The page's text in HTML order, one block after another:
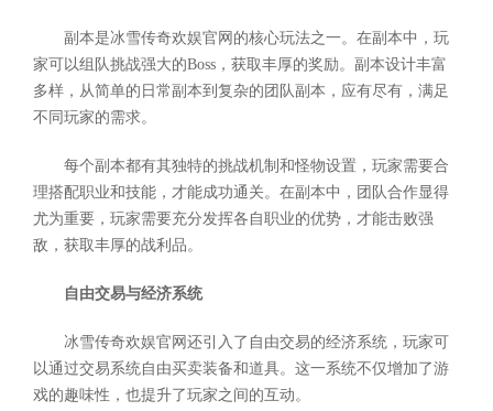
副本是冰雪传奇欢娱官网的核心玩法之一。在副本中，玩
家可以组队挑战强大的Boss，获取丰厚的奖励。副本设计丰富
多样，从简单的日常副本到复杂的团队副本，应有尽有，满足
不同玩家的需求。
每个副本都有其独特的挑战机制和怪物设置，玩家需要合
理搭配职业和技能，才能成功通关。在副本中，团队合作显得
尤为重要，玩家需要充分发挥各自职业的优势，才能击败强
敌，获取丰厚的战利品。
自由交易与经济系统
冰雪传奇欢娱官网还引入了自由交易的经济系统，玩家可
以通过交易系统自由买卖装备和道具。这一系统不仅增加了游
戏的趣味性，也提升了玩家之间的互动。